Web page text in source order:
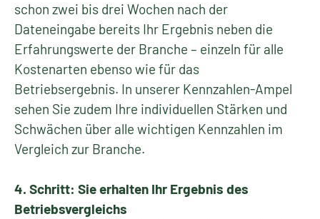
schon zwei bis drei Wochen nach der
Dateneingabe bereits Ihr Ergebnis neben die
Erfahrungswerte der Branche – einzeln für alle
Kostenarten ebenso wie für das
Betriebsergebnis. In unserer Kennzahlen-Ampel
sehen Sie zudem Ihre individuellen Stärken und
Schwächen über alle wichtigen Kennzahlen im
Vergleich zur Branche.
4. Schritt: Sie erhalten Ihr Ergebnis des
Betriebsvergleichs